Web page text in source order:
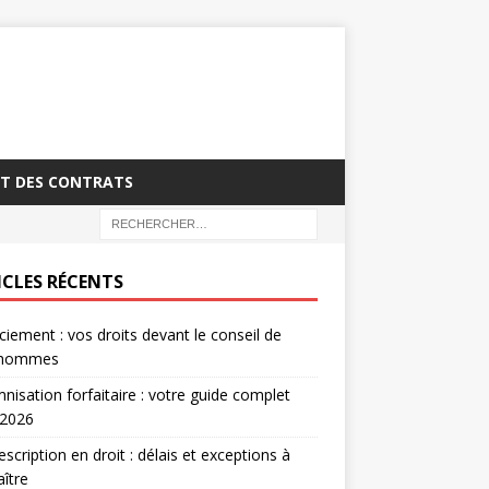
DES CONTRATS
RÉCENTS
: vos droits devant le conseil de
forfaitaire : votre guide complet
en droit : délais et exceptions à